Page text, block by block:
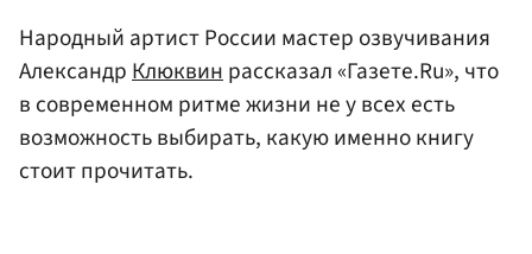
Народный артист России мастер озвучивания
АлександрКлюквинрассказал «Газете.Ru», что
в современном ритме жизни не у всех есть
возможность выбирать, какую именно книгу
стоит прочитать.